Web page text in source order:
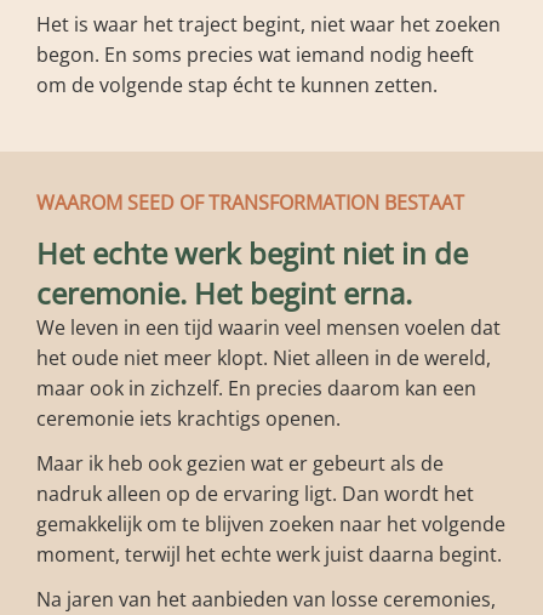
Het is waar het traject begint, niet waar het zoeken
begon. En soms precies wat iemand nodig heeft
om de volgende stap écht te kunnen zetten.
WAAROM SEED OF TRANSFORMATION BESTAAT
Het echte werk begint niet in de
ceremonie. Het begint erna.
We leven in een tijd waarin veel mensen voelen dat
het oude niet meer klopt. Niet alleen in de wereld,
maar ook in zichzelf. En precies daarom kan een
ceremonie iets krachtigs openen.
Maar ik heb ook gezien wat er gebeurt als de
nadruk alleen op de ervaring ligt. Dan wordt het
gemakkelijk om te blijven zoeken naar het volgende
moment, terwijl het echte werk juist daarna begint.
Na jaren van het aanbieden van losse ceremonies,